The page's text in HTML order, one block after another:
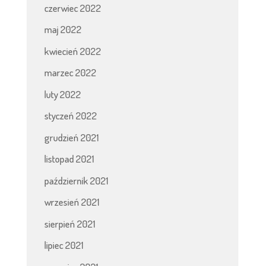
czerwiec 2022
maj 2022
kwiecień 2022
marzec 2022
luty 2022
styczeń 2022
grudzień 2021
listopad 2021
październik 2021
wrzesień 2021
sierpień 2021
lipiec 2021